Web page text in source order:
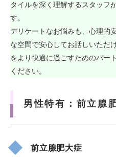
タイルを深く理解するスタッフ
す。
デリケートなお悩みも、心理的
な空間で安心してお話しいただ
をより快適に過ごすためのパー
ください。
男性特有：前立腺
前立腺肥大症